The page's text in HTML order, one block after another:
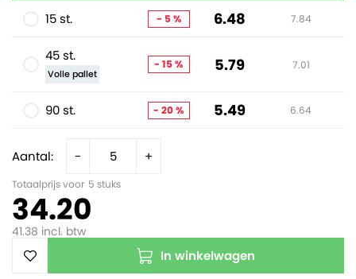
Aantal: - +
Totaalprijs voor 5 stuks
34.20
41.38 incl. btw
In winkelwagen
15 st. - 5 % 6.48 7.84
45 st.
Volle pallet
- 15 % 5.79 7.01
90 st. - 20 % 5.49 6.64